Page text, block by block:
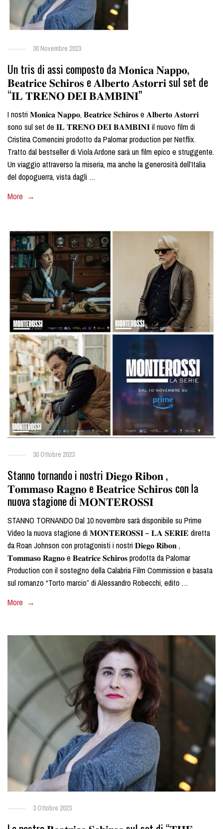
30 Novembre 2023
Un tris di assi composto da 𝐌𝐨𝐧𝐢𝐜𝐚 𝐍𝐚𝐩𝐩𝐨,
𝐁𝐞𝐚𝐭𝐫𝐢𝐜𝐞 𝐒𝐜𝐡𝐢𝐫𝐨𝐬 e 𝐀𝐥𝐛𝐞𝐫𝐭𝐨 𝐀𝐬𝐭𝐨𝐫𝐫𝐢 sul set de
“𝐈𝐋 𝐓𝐑𝐄𝐍𝐎 𝐃𝐄𝐈 𝐁𝐀𝐌𝐁𝐈𝐍𝐈”
I nostri 𝐌𝐨𝐧𝐢𝐜𝐚 𝐍𝐚𝐩𝐩𝐨, 𝐁𝐞𝐚𝐭𝐫𝐢𝐜𝐞 𝐒𝐜𝐡𝐢𝐫𝐨𝐬 e 𝐀𝐥𝐛𝐞𝐫𝐭𝐨 𝐀𝐬𝐭𝐨𝐫𝐫𝐢
sono sul set de 𝐈𝐋 𝐓𝐑𝐄𝐍𝐎 𝐃𝐄𝐈 𝐁𝐀𝐌𝐁𝐈𝐍𝐈 il nuovo film di
Cristina Comencini prodotto da Palomar production per Netflix.
Tratto dal bestseller di Viola Ardone sarà un film epico e struggente.
Un viaggio attraverso la miseria, ma anche la generosità dell’Italia
del dopoguerra, vista dagli …
More →
30 Ottobre 2023
Stanno tornando i nostri 𝐃𝐢𝐞𝐠𝐨 𝐑𝐢𝐛𝐨𝐧 ,
𝐓𝐨𝐦𝐦𝐚𝐬𝐨 𝐑𝐚𝐠𝐧𝐨 e 𝐁𝐞𝐚𝐭𝐫𝐢𝐜𝐞 𝐒𝐜𝐡𝐢𝐫𝐨𝐬 con la
nuova stagione di 𝐌𝐎𝐍𝐓𝐄𝐑𝐎𝐒𝐒𝐈
STANNO TORNANDO Dal 10 novembre sarà disponibile su Prime
Video la nuova stagione di 𝐌𝐎𝐍𝐓𝐄𝐑𝐎𝐒𝐒𝐈 – 𝐋𝐀 𝐒𝐄𝐑𝐈𝐄 diretta
da Roan Johnson con protagonisti i nostri 𝐃𝐢𝐞𝐠𝐨 𝐑𝐢𝐛𝐨𝐧 ,
𝐓𝐨𝐦𝐦𝐚𝐬𝐨 𝐑𝐚𝐠𝐧𝐨 e 𝐁𝐞𝐚𝐭𝐫𝐢𝐜𝐞 𝐒𝐜𝐡𝐢𝐫𝐨𝐬 prodotta da Palomar
Production con il sostegno della Calabria Film Commission e basata
sul romanzo “Torto marcio” di Alessandro Robecchi, edito …
More →
3 Ottobre 2023